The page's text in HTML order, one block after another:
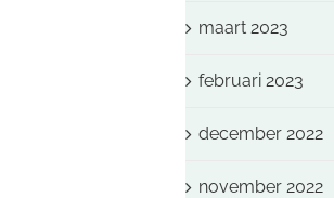
maart 2023
februari 2023
december 2022
november 2022